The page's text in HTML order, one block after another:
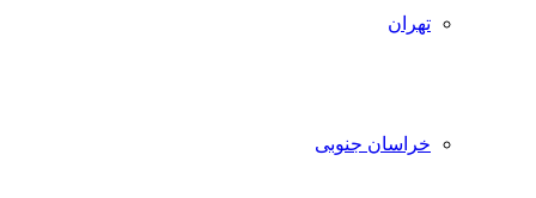
تهران
خراسان جنوبی